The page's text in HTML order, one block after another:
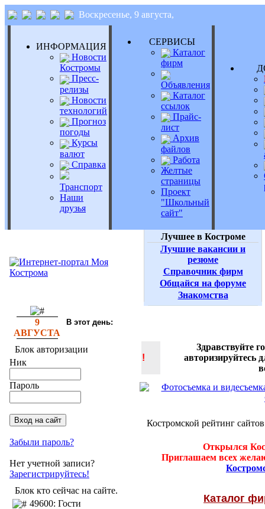
Воскресенье, 9 августа,
ИНФОРМАЦИЯ
Новости
Костромы
Пресс-
релизы
Новости
технологий
Прогноз
погоды
Курсы
валют
Справка
Транспорт
Наши
друзья
СЕРВИСЫ
Каталог
фирм
Объявления
Каталог
ссылок
Прайс-
лист
Архив
файлов
Работа
Желтые
страницы
Проект
"Школьный
сайт"
Лучшее в Костроме
Лучшие вакансии и
резюме
Справочник фирм
Общайся на форуме
Знакомства
9
АВГУСТА
В этот день:
Блок авторизации
Ник
Пароль
Забыли пароль?
Нет учетной записи?
Зарегистрируйтесь!
Блок кто сейчас на сайте.
49600: Гости
!
Здравствуйте
авторизируйтесь
Костромской рейтинг сайтов
Открылся
Приглашаем всех
Каталог